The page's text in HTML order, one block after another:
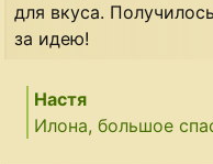
для вкуса.
за идею!
Настя
Илона, большое